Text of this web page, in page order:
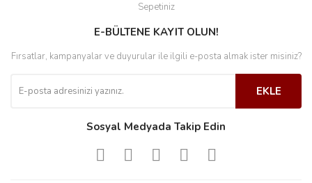
Sepetiniz
E-BÜLTENE KAYIT OLUN!
Fırsatlar, kampanyalar ve duyurular ile ilgili e-posta almak ister misiniz?
EKLE
Sosyal Medyada Takip Edin